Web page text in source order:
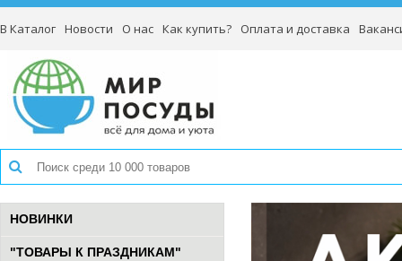
В Каталог Новости О нас Как купить? Оплата и доставка
НОВИНКИ
"ТОВАРЫ К ПРАЗДНИКАМ"